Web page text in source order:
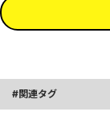
関連タグ